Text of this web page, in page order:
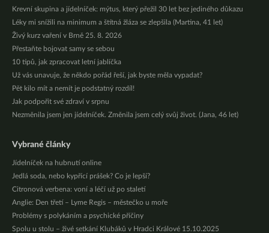
Krevní skupina a jídelníček: mýtus, který přežil 30 let bez jediného důkazu
Léky mi snížili na minimum a štítná žláza se zlepšila (Martina, 41 let)
Živý kurz vaření v Brně 25. 8. 2026
Přestaňte bojovat samy se sebou
10 tipů, jak zpracovat letní jablíčka
Už vás unavuje, že někdo pořád řeší, jak byste měla vypadat?
Pět kilo mít a nemít je podstatný rozdíl!
Jak podpořit své zdraví v srpnu
Nezměnila jsem jen jídelníček. Změnila jsem celý svůj život. (Jana, 46 let)
Vybrané články
Jídelníček na hubnutí online
Jedlá soda, nebo kypřící prášek? Co je lepší?
Citronová verbena: voní a léčí už po staletí
Anglie: Den třetí – Lyme Regis – městečko u moře
Problémy s polykáním a psychické příčiny
Spolu u stolu – živé setkání Klubáků v Hradci Králové 15.10.2025